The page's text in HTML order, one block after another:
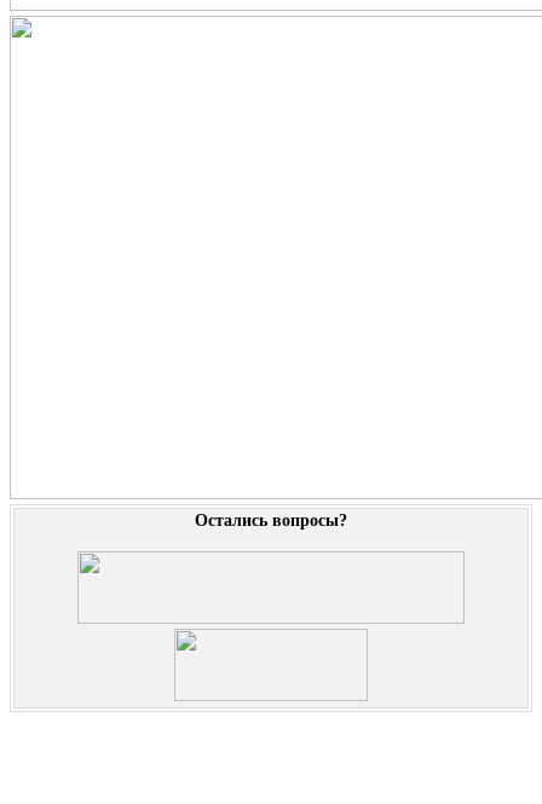
Остались вопросы?